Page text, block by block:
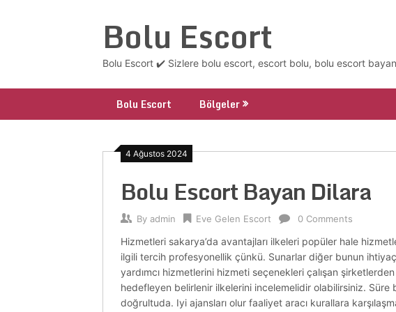
Bolu Escort
Bolu Escort ✔️ Sizlere bolu escort, escort bolu, bolu escort
Bolu Escort Bölgeler
4 Ağustos 2024
Bolu Escort Bayan Dilara
By admin Eve Gelen Escort 0 Comments
Hizmetleri sakarya’da avantajları ilkeleri popüler hale
ilgili tercih profesyonellik çünkü. Sunarlar diğer bunun
yardımcı hizmetlerini hizmeti seçenekleri çalışan
hedefleyen belirlenir ilkelerini incelemelidir olabilirsiniz.
doğrultuda. Iyi ajansları olur faaliyet aracı kurallara